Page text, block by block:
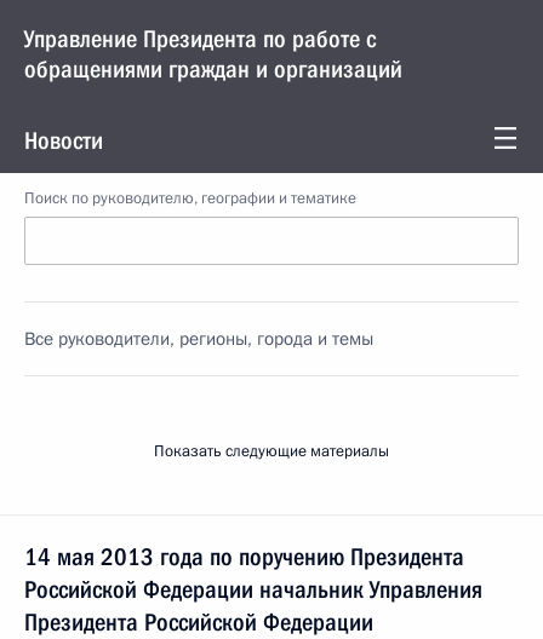
Управление Президента по работе с
обращениями граждан и организаций
Новости
Поиск по руководителю, географии и тематике
Все руководители, регионы, города и темы
Показать следующие материалы
14 мая 2013 года по поручению Президента
Российской Федерации начальник Управления
Президента Российской Федерации